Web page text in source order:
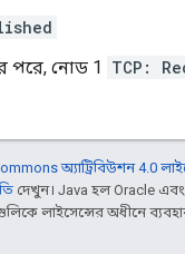
পরে, নোড 1 TCP:
অ্যাট্রিবিউশন 4.0
দেখুন। Java হল Oracle এবং/
লাইসেন্সের অধীনে